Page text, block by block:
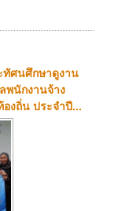
ทัศนศึกษาดูงาน
พนักงานจ้าง
งถิ่น ประจำปี...